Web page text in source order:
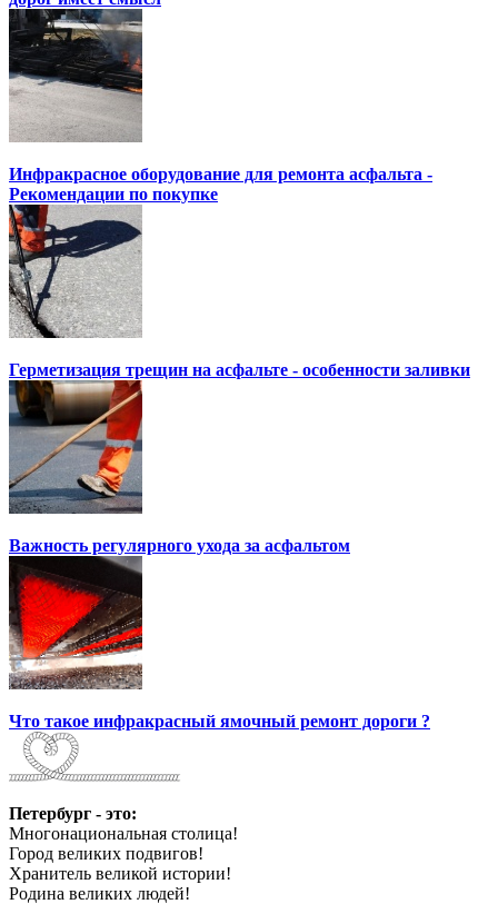
Инфракрасное оборудование для ремонта асфальта -
Рекомендации по покупке
Герметизация трещин на асфальте - особенности заливки
Важность регулярного ухода за асфальтом
Что такое инфракрасный ямочный ремонт дороги ?
Петербург - это:
Многонациональная столица!
Город великих подвигов!
Хранитель великой истории!
Родина великих людей!